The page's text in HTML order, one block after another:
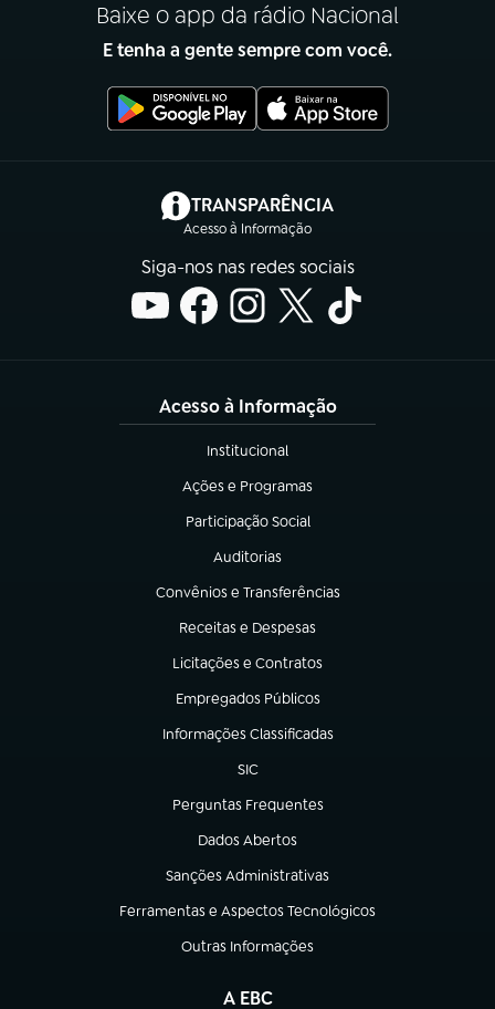
Baixe o app da rádio Nacional
E tenha a gente sempre com você.
TRANSPARÊNCIA
Acesso à Informação
(abre em nova aba)
Siga-nos nas redes sociais
Acesso à Informação
Institucional
(abre em nova aba)
Ações e Programas
(abre em nova aba)
Participação Social
(abre em nova aba)
Auditorias
(abre em nova aba)
Convênios e Transferências
(abre em nova aba)
Receitas e Despesas
(abre em nova aba)
Licitações e Contratos
(abre em nova aba)
Empregados Públicos
(abre em nova aba)
Informações Classificadas
(abre em nova aba)
SIC
(abre em nova aba)
Perguntas Frequentes
(abre em nova aba)
Dados Abertos
(abre em nova aba)
Sanções Administrativas
(abre em nova aba)
Ferramentas e Aspectos Tecnológicos
(abre em nova aba)
Outras Informações
(abre em nova aba)
A EBC